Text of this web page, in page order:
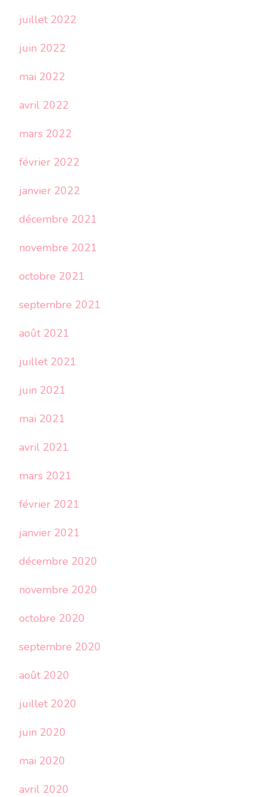
juillet 2022
juin 2022
mai 2022
avril 2022
mars 2022
février 2022
janvier 2022
décembre 2021
novembre 2021
octobre 2021
septembre 2021
août 2021
juillet 2021
juin 2021
mai 2021
avril 2021
mars 2021
février 2021
janvier 2021
décembre 2020
novembre 2020
octobre 2020
septembre 2020
août 2020
juillet 2020
juin 2020
mai 2020
avril 2020